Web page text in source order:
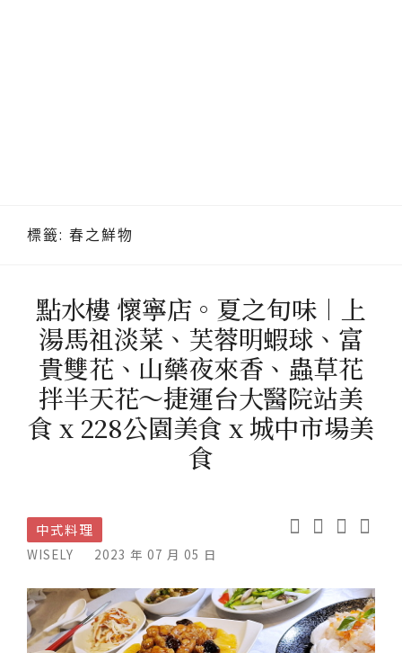
標籤: 春之鮮物
點水樓 懷寧店。夏之旬味︱上
湯馬祖淡菜、芙蓉明蝦球、富
貴雙花、山藥夜來香、蟲草花
拌半天花～捷運台大醫院站美
食 x 228公園美食 x 城中市場美
食
中式料理
WISELY 2023 年 07 月 05 日